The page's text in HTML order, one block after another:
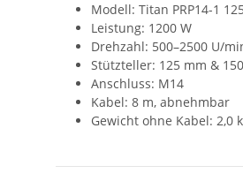
Modell: Titan PRP14-1
Leistung: 1200 W
Drehzahl: 500–2500 U/
Stützteller: 125 mm &
Anschluss: M14
Kabel: 8 m, abnehmbar
Gewicht ohne Kabel: 2,0